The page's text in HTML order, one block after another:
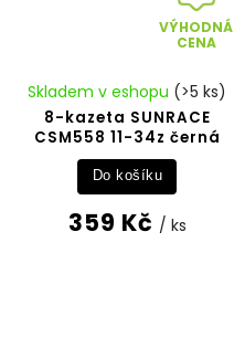
VÝHODNÁ
CENA
8-kazeta SUNRACE
CSM558 11-34z černá
Skladem v eshopu (>5 ks)
359 Kč / ks
Do košíku